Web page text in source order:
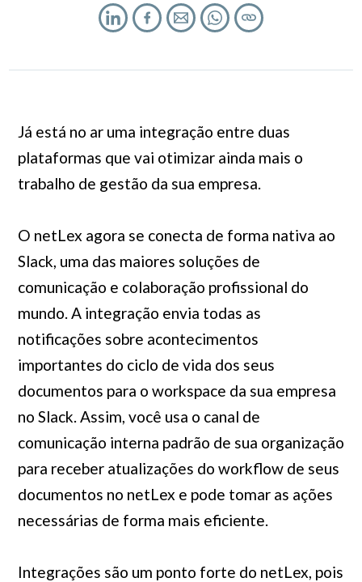
Já está no ar uma integração entre duas
plataformas que vai otimizar ainda mais o
trabalho de gestão da sua empresa.
O netLex agora se conecta de forma nativa ao
Slack, uma das maiores soluções de
comunicação e colaboração profissional do
mundo. A integração envia todas as
notificações sobre acontecimentos
importantes do ciclo de vida dos seus
documentos para o workspace da sua empresa
no Slack. Assim, você usa o canal de
comunicação interna padrão de sua organização
para receber atualizações do workflow de seus
documentos no netLex e pode tomar as ações
necessárias de forma mais eficiente.
Integrações são um ponto forte do netLex, pois